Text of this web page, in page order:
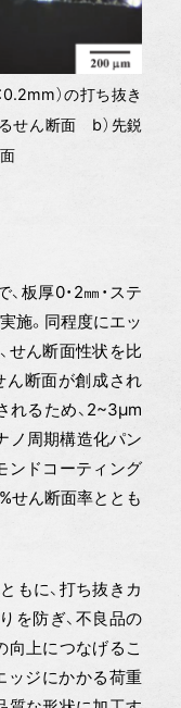
）の打ち抜き
せん断面 b）先鋭
板厚0・2㎜・ステ
施。同程度にエッ
せん断面性状を比
ん断面が創成され
れるため、2~3μm
ノ周期構造化パン
ンドコーティング
せん断面率ととも
もに、打ち抜きカ
を防ぎ、不良品の
向上につなげるこ
ッジにかかる荷重